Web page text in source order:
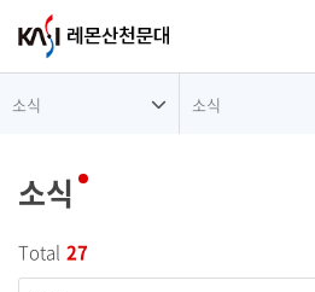
소식
소식
소식
Total 27